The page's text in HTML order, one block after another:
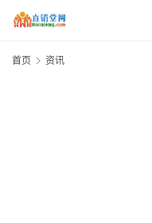
首页 资讯